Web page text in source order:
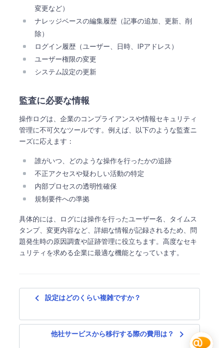
変更など）
ナレッジベースの編集履歴（記事の追加、更新、削
除）
ログイン履歴（ユーザー、日時、IPアドレス）
ユーザー権限の変更
システム設定の更新
監査に必要な情報
操作ログは、企業のコンプライアンスや情報セキュリティ
管理に不可欠なツールです。例えば、以下のような監査ニ
ーズに応えます：
誰がいつ、どのような操作を行ったかの追跡
不正アクセスや疑わしい活動の特定
内部プロセスの透明性確保
規制要件への準拠
具体的には、ログには操作を行ったユーザー名、タイムス
タンプ、変更内容など、詳細な情報が記録されるため、問
題発生時の原因調査や証跡管理に役立ちます。高度なセキ
ュリティを求める企業に最適な機能となっています。
navigate_before 設定はどのくらい複雑ですか？
他社サービスから移行する際の費用は？ navigate_next